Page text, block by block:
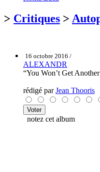
> Critiques >
16 octobre 2016 /
ALEXANDR
“You Won’t Get
rédigé parJean Thooris
notez cet album